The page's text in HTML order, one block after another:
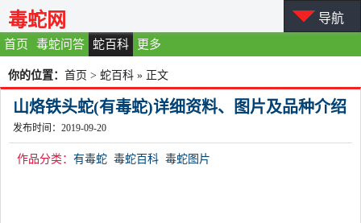
首页 毒蛇问答 蛇百科 更多
毒蛇网 导航
你的位置： 首页 > 蛇百科 » 正文
山烙铁头蛇(有毒蛇)详细资料、图片及品种介绍
发布时间：2019-09-20
作品分类： 有毒蛇 毒蛇百科 毒蛇图片